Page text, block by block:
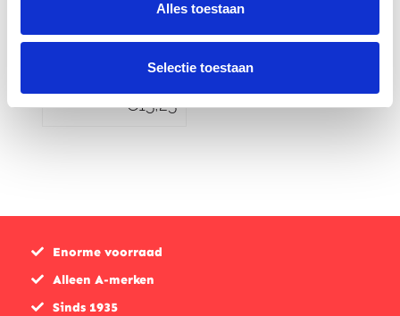
Alles toestaan
Selectie toestaan
Prisma Silicon
Spray
€15,25
Tyre Repair
Yamalube
Enorme voorraad
Alleen A-merken
Sinds 1935